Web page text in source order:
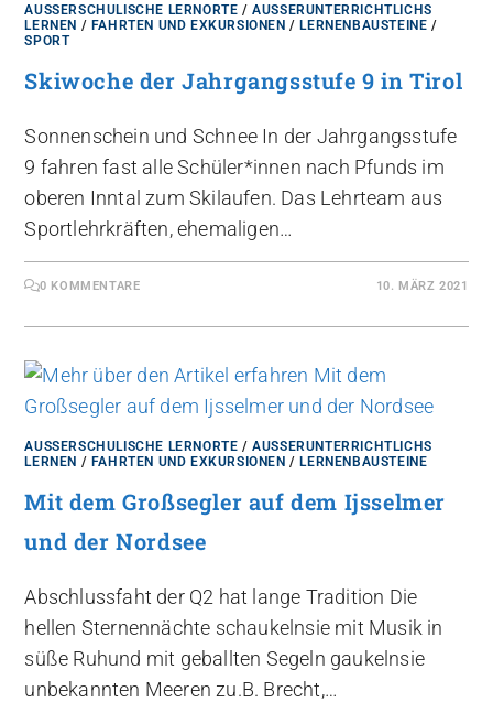
AUSSERSCHULISCHE LERNORTE /AUSSERUNTERRICHTLICHS L
ERNEN
/ FAHRTEN UND EXKURSIONEN /LERNENBAUSTEINE /
SPORT
Skiwoche der Jahrgangsstufe 9 in Tirol
Sonnenschein und Schnee In der Jahrgangsstufe
9 fahren fast alle Schüler*innen nach Pfunds im
oberen Inntal zum Skilaufen. Das Lehrteam aus
Sportlehrkräften, ehemaligen…
0 KOMMENTARE 10. MÄRZ 2021
AUSSERSCHULISCHE LERNORTE /AUSSERUNTERRICHTLICHS L
ERNEN
/ FAHRTEN UND EXKURSIONEN /LERNENBAUSTEINE
Mit dem Großsegler auf dem Ijsselmer
und der Nordsee
Abschlussfaht der Q2 hat lange Tradition Die
hellen Sternennächte schaukelnsie mit Musik in
süße Ruhund mit geballten Segeln gaukelnsie
unbekannten Meeren zu.B. Brecht,…